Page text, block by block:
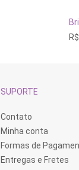
R$
SUPORTE
Contato
Minha conta
Formas de
Entregas e Fretes